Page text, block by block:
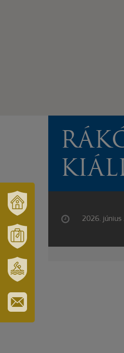
ÉS
TÉRSÉGÜNK
TURISZTIKA
ERZSÉBET
GYÓGYFÜRDŐ
IRATKOZZON
2026.